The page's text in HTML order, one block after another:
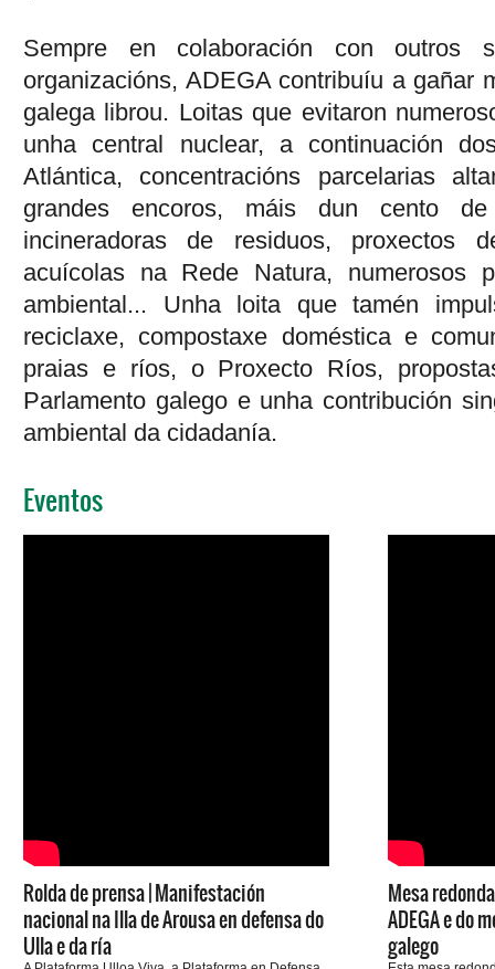
Sempre en colaboración con outros
organizacións, ADEGA contribuíu a gañar
galega librou. Loitas que evitaron
unha central nuclear, a continuación
Atlántica, concentracións parcelarias
grandes encoros, máis dun cento
incineradoras de residuos, proxectos
acuícolas na Rede Natura, numerosos
ambiental... Unha loita que tamén
reciclaxe, compostaxe doméstica e
praias e ríos, o Proxecto Ríos,
Parlamento galego e unha contribución
ambiental da cidadanía.
Eventos
Rolda de prensa | Manifestación
nacional na Illa de Arousa en defensa do
Ulla e da ría
Mesa
ADEGA e do
galego